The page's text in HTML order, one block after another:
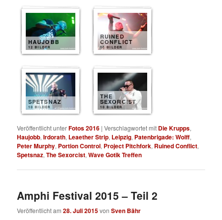
HAUJOBB
12 BILDER
RUINED
CONFLICT
10 BILDER
SPETSNAZ
10 BILDER
THE
SEXORCIST
10 BILDER
Veröffentlicht unterFotos 2016 |Verschlagwortet mit Die Krupps,
Haujobb,Irdorath, Leaether Strip, Leipzig, Patenbrigade: Wolff,
Peter Murphy, Portion Control, Project Pitchfork, Ruined Conflict,
Spetsnaz,The Sexorcist,Wave Gotik Treffen
Amphi Festival 2015 – Teil 2
Veröffentlicht am28. Juli 2015vonSven Bähr